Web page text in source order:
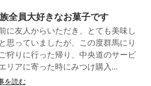
全員大好きなお菓子です
に友人からいただき、とても美味し
思っていましたが、この度群馬にり
狩りに行った帰り、中央道のサービ
リアに寄った時にみつけ購入...
を読む